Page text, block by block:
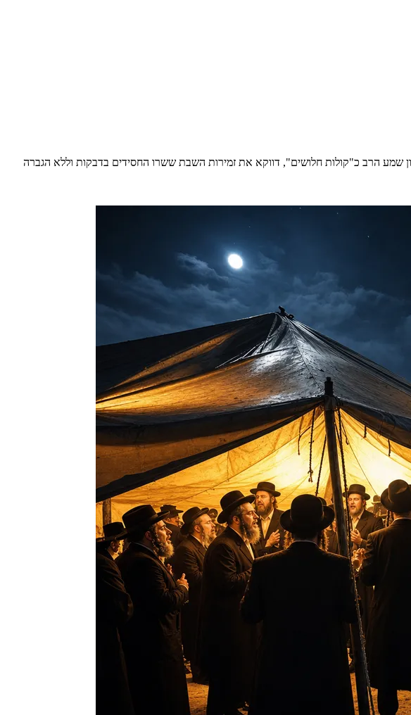
שמע הרב כ"קולות חלושים", דווקא את זמירות השבת ששרו החסידים בדבקות וללא הגברה